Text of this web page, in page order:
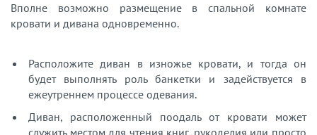
Вполне возможно размещение в спальной комнате
кровати и дивана одновременно.
Расположите диван в изножье кровати, и тогда он
будет выполнять роль банкетки и задействуется в
ежеутреннем процессе одевания.
Диван, расположенный поодаль от кровати может
служить местом для чтения книг, рукоделия или просто